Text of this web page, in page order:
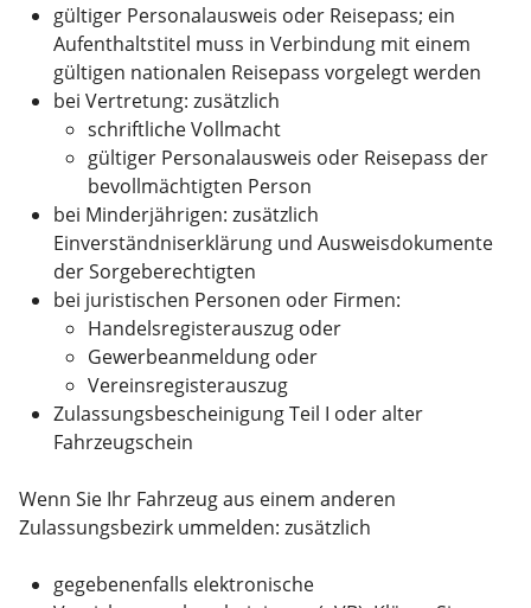
gültiger Personalausweis oder Reisepass; ein
Aufenthaltstitel muss in Verbindung mit einem
gültigen nationalen Reisepass vorgelegt werden
bei Vertretung: zusätzlich
schriftliche Vollmacht
gültiger Personalausweis oder Reisepass der
bevollmächtigten Person
bei Minderjährigen: zusätzlich
Einverständniserklärung und Ausweisdokumente
der Sorgeberechtigten
bei juristischen Personen oder Firmen:
Handelsregisterauszug oder
Gewerbeanmeldung oder
Vereinsregisterauszug
Zulassungsbescheinigung Teil I oder alter
Fahrzeugschein
Wenn Sie Ihr Fahrzeug aus einem anderen
Zulassungsbezirk ummelden: zusätzlich
gegebenenfalls elektronische